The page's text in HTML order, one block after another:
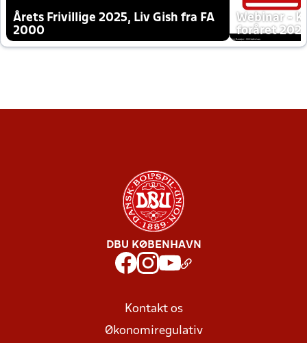
Årets Frivillige 2025, Liv Gish fra FA
2000
Webinar -
foråret
DBU KØBENHAVN
Kontakt os
Økonomiregulativ